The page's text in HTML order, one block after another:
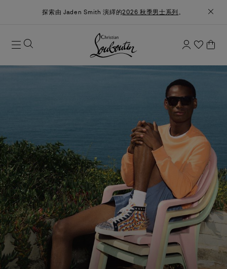
探索由 Jaden Smith 演繹的2026 秋季男士系列 。